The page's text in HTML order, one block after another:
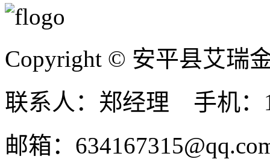
Copyright © 安平县艾瑞
联系人：郑经理 手机：
邮箱：